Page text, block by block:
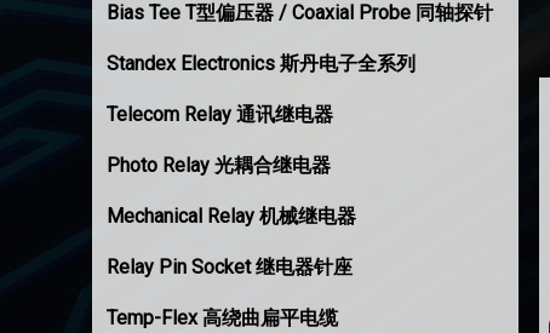
Bias Tee T型偏压器 / Coaxial Probe 同轴探针
Standex Electronics 斯丹电子全系列
Telecom Relay 通讯继电器
Photo Relay 光耦合继电器
Mechanical Relay 机械继电器
Relay Pin Socket 继电器针座
Temp-Flex 高绕曲扁平电缆